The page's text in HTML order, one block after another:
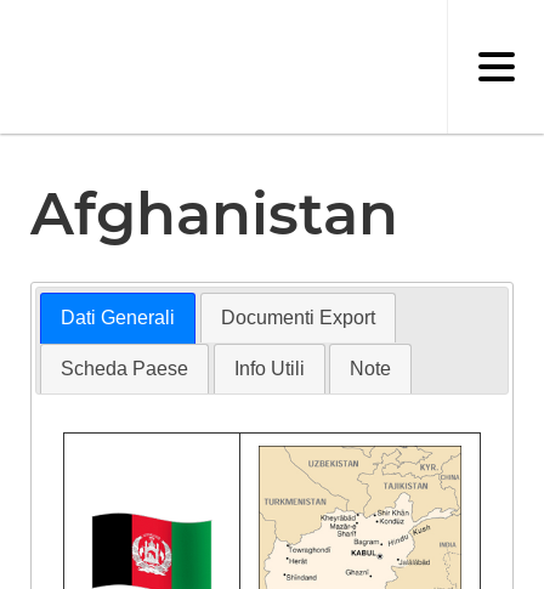
Afghanistan
Dati Generali Documenti Export
Scheda Paese Info Utili Note